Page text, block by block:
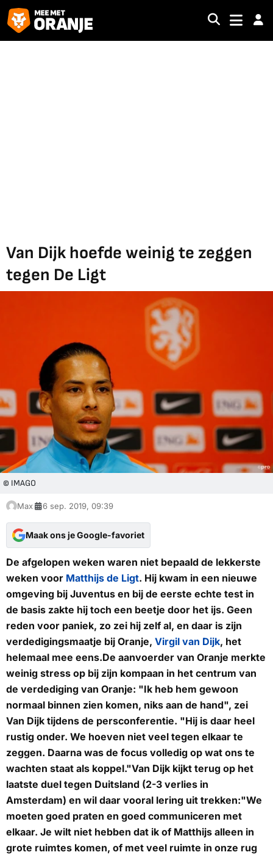
Van Dijk hoefde weinig te zeggen
tegen De Ligt
© IMAGO
Max 6 sep. 2019, 09:39
Maak ons je Google-favoriet
De afgelopen weken waren niet bepaald de lekkerste
weken voor Matthijs de Ligt. Hij kwam in een nieuwe
omgeving bij Juventus en bij de eerste echte test in
de basis zakte hij toch een beetje door het ijs. Geen
reden voor paniek, zo zei hij zelf al, en daar is zijn
verdedigingsmaatje bij Oranje, Virgil van Dijk, het
helemaal mee eens.De aanvoerder van Oranje merkte
weinig stress op bij zijn kompaan in het centrum van
de verdediging van Oranje: "Ik heb hem gewoon
normaal binnen zien komen, niks aan de hand", zei
Van Dijk tijdens de persconferentie. "Hij is daar heel
rustig onder. We hoeven niet veel tegen elkaar te
zeggen. Daarna was de focus volledig op wat ons te
wachten staat als koppel."Van Dijk kijkt terug op het
laatste duel tegen Duitsland (2-3 verlies in
Amsterdam) en wil daar vooral lering uit trekken:"We
moeten goed praten en goed communiceren met
elkaar. Je wilt niet hebben dat ik of Matthijs alleen in
grote ruimtes komen, of met veel ruimte in onze rug